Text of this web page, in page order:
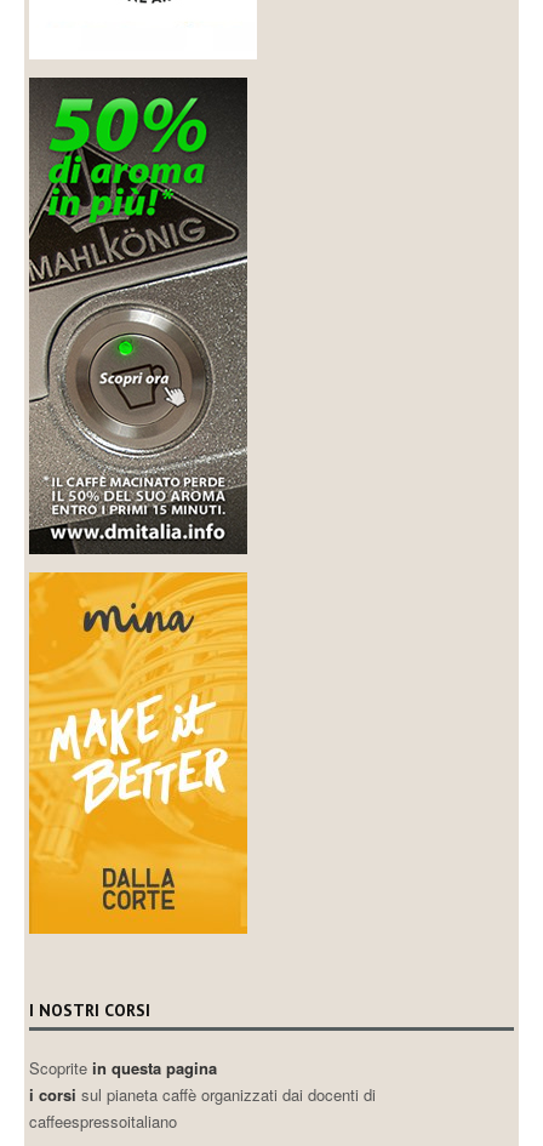
I NOSTRI CORSI
Scopritein questa pagina
i corsi sul pianeta caffè organizzati dai docenti di
caffeespressoitaliano